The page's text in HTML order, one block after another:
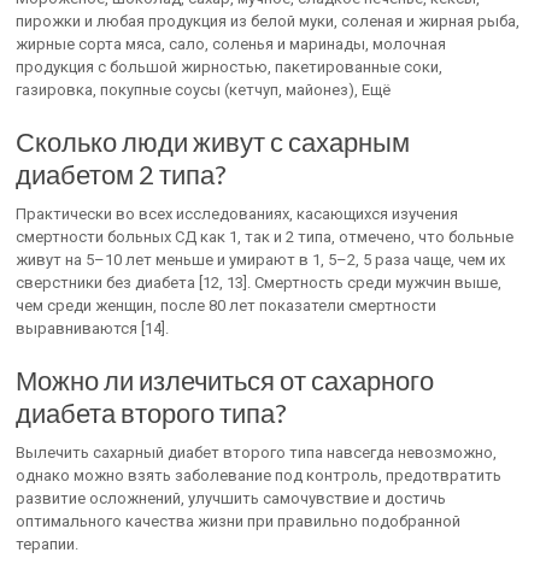
пирожки и любая продукция из белой муки, соленая и жирная рыба,
жирные сорта мяса, сало, соленья и маринады, молочная
продукция с большой жирностью, пакетированные соки,
газировка, покупные соусы (кетчуп, майонез), Ещё
Сколько люди живут с сахарным
диабетом 2 типа?
Практически во всех исследованиях, касающихся изучения
смертности больных СД как 1, так и 2 типа, отмечено, что больные
живут на 5–10 лет меньше и умирают в 1, 5–2, 5 раза чаще, чем их
сверстники без диабета [12, 13]. Смертность среди мужчин выше,
чем среди женщин, после 80 лет показатели смертности
выравниваются [14].
Можно ли излечиться от сахарного
диабета второго типа?
Вылечить сахарный диабет второго типа навсегда невозможно,
однако можно взять заболевание под контроль, предотвратить
развитие осложнений, улучшить самочувствие и достичь
оптимального качества жизни при правильно подобранной
терапии.